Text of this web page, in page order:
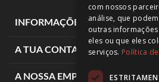
INFORMAÇÕES DE LOJA
A TUA CONTA
A NOSSA EMPRESA
com nossos
análise, que
outras
eles ou que eles
serviços. Política